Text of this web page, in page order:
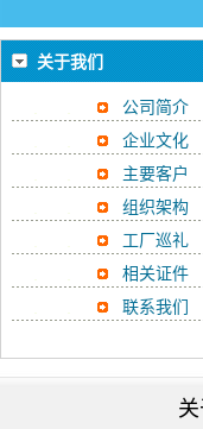
关于我们
公司简介
企业文化
主要客户
组织架构
工厂巡礼
相关证件
联系我们